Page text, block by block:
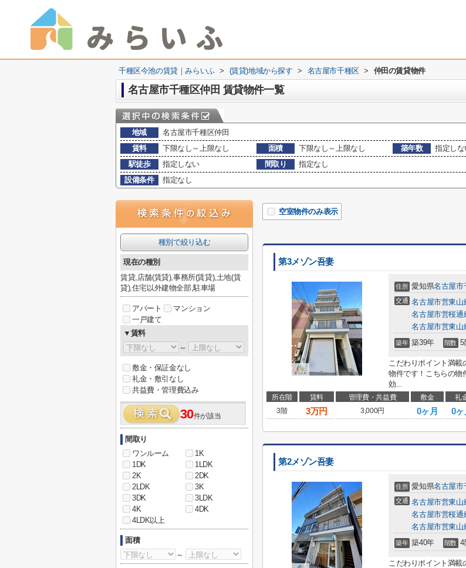
千種区今池の賃貸｜みらいふ > (賃貸)地域から探す > 名古屋市千種区 > 仲田の賃貸物件
名古屋市千種区仲田 賃貸物件一覧
地域
名古屋市千種区仲田
賃料
下限なし～上限なし 面積 下限なし～上限なし 築年数
指定しな
駅徒歩
指定しない 間取り
指定なし
設備条件
指定なし
空室物件のみ表示
第3メゾン吾妻
住所 愛知県名古屋市
交通 名古屋市営東山
名古屋市営桜通
名古屋市営東山
築年 築39年 階数 5
こだわりポイント満載
物件です！こちらの物
効...
所在階 賃料 管理費・共益費 敷金 礼
3階
3万円 3,000円 0ヶ月 0ヶ
第2メゾン吾妻
住所 愛知県名古屋市
交通 名古屋市営東山
名古屋市営桜通
名古屋市営東山
築年 築40年 階数 4
こだわりポイント満
種別で絞り込む
現在の種別
賃貸,店舗(賃貸),事務所(賃貸),土地(賃
貸),住宅以外建物全部,駐車場
アパート
マンション
一戸建て
▼賃料
～
敷金・保証金なし
礼金・敷引なし
共益費・管理費込み
30件が該当
間取り
ワンルーム
1K
1DK
1LDK
2K
2DK
2LDK
3K
3DK
3LDK
4K
4DK
4LDK以上
面積
～